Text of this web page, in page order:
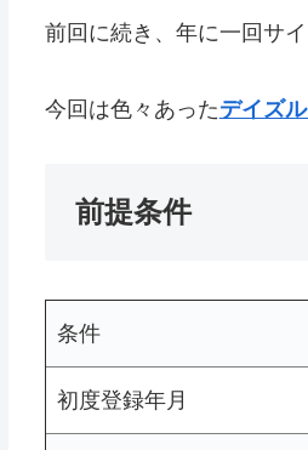
前回に続き、年に一回サ
今回は色々あったデイズ
前提条件
条件
初度登録年月